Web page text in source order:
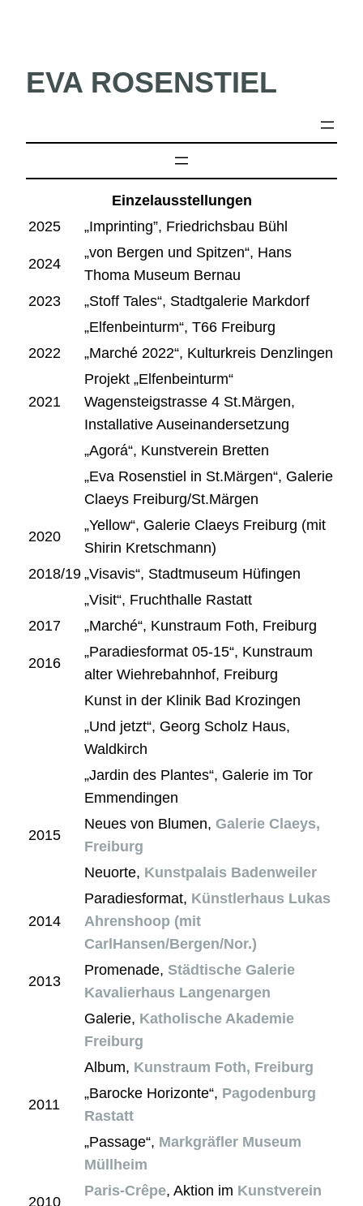
EVA ROSENSTIEL
Einzelausstellungen
2025
„Imprinting”, Friedrichsbau Bühl
2024
„von Bergen und Spitzen“, Hans
Thoma Museum Bernau
2023
„Stoff Tales“, Stadtgalerie Markdorf
„Elfenbeinturm“, T66 Freiburg
2022
„Marché 2022“, Kulturkreis Denzlingen
2021
Projekt „Elfenbeinturm“
Wagensteigstrasse 4 St.Märgen,
Installative Auseinandersetzung
„Agorá“, Kunstverein Bretten
„Eva Rosenstiel in St.Märgen“, Galerie
Claeys Freiburg/St.Märgen
2020
„Yellow“, Galerie Claeys Freiburg (mit
Shirin Kretschmann)
2018/19 „Visavis“, Stadtmuseum Hüfingen
„Visit“, Fruchthalle Rastatt
2017
„Marché“, Kunstraum Foth, Freiburg
2016
„Paradiesformat 05-15“, Kunstraum
alter Wiehrebahnhof, Freiburg
Kunst in der Klinik Bad Krozingen
„Und jetzt“, Georg Scholz Haus,
Waldkirch
„Jardin des Plantes“, Galerie im Tor
Emmendingen
2015
Neues von Blumen, Galerie Claeys,
Freiburg
Neuorte, Kunstpalais Badenweiler
2014
Paradiesformat, Künstlerhaus Lukas
Ahrenshoop (mit
CarlHansen/Bergen/Nor.)
2013
Promenade, Städtische Galerie
Kavalierhaus Langenargen
Galerie, Katholische Akademie
Freiburg
Album, Kunstraum Foth, Freiburg
2011
„Barocke Horizonte“, Pagodenburg
Rastatt
„Passage“, Markgräfler Museum
Müllheim
2010
Paris-Crêpe, Aktion im Kunstverein